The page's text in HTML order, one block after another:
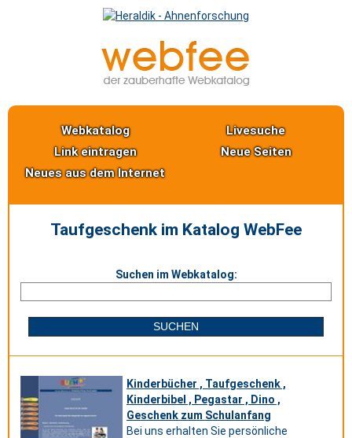
Webkatalog
Livesuche
Link eintragen
Neue Seiten
Neues aus dem Internet
Taufgeschenk im Katalog WebFee
Suchen im Webkatalog:
Kinderbücher , Taufgeschenk ,
Kinderbibel , Pegastar , Dino ,
Geschenk zum Schulanfang
Bei uns erhalten Sie persönliche